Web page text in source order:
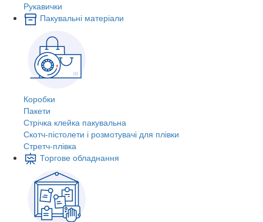
Рукавички
Пакувальні матеріали
Коробки
Пакети
Стрічка клейка пакувальна
Скотч-пістолети і розмотувачі для плівки
Стретч-плівка
Торгове обладнання